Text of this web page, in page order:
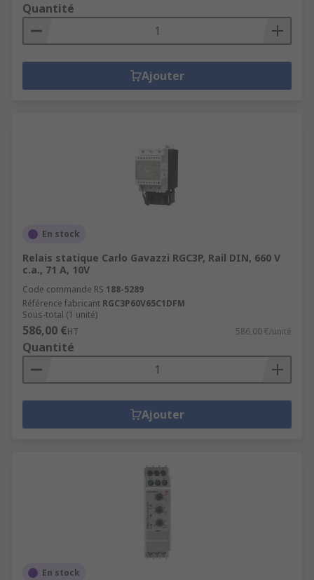
Quantité
Ajouter
En stock
Relais statique Carlo Gavazzi RGC3P, Rail DIN, 660 V
c.a., 71 A, 10V
Code commande RS 188-5289
Référence fabricant RGC3P60V65C1DFM
Sous-total (1 unité)
586,00 €HT 586,00 €/unité
Quantité
Ajouter
En stock